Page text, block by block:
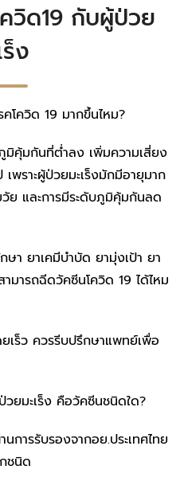
วิด19 กับผู้ป่วย
ร็ง
โควิด 19 มากขึ้นไหม?
มิคุ้มกันที่ต่ำลง เพิ่มความเสี่ยง
พราะผู้ป่วยมะเร็งมักมีอายุมาก
ย และการมีระดับภูมิคุ้มกันลด
ษา ยาเคมีบำบัด ยามุ่งเป้า ยา
ารถฉีดวัคซีนโควิด 19 ได้ไหม
เร็ว ควรรีบปรึกษาแพทย์เพื่อ
ยมะเร็ง คือวัคซีนชนิดใด?
การรับรองจากอย.ประเทศไทย
ชนิด